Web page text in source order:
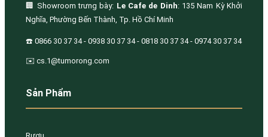
🏢 Showroom trưng bày: Le Cafe de Dinh: 135 Nam Kỳ Khởi
Nghĩa, Phường Bến Thành, Tp. Hồ Chí Minh
☎️ 0866 30 37 34 - 0938 30 37 34 - 0818 30 37 34 - 0974 30 37 34
✉️ cs.1@tumorong.com
Sản Phẩm